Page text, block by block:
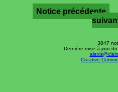
Notice précédente
3847
Dernière mise à jour
Creative